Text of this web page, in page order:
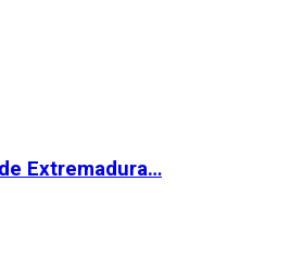
Extremadura…